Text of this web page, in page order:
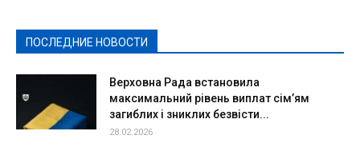
ПОСЛЕДНИЕ НОВОСТИ
Верховна Рада встановила
максимальний рівень виплат сім’ям
загиблих і зниклих безвісти...
28.02.2026